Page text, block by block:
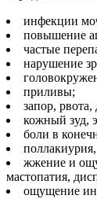
инфекции
повышение
частые
нарушение
приливы;
запор, рвота,
кожный зуд,
боли в
жжение и
мастопатия,
ощущение